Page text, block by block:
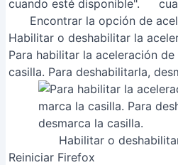
Encontrar la opción de
Habilitar o deshabilitar la
Para habilitar la aceleración
casilla. Para deshabilitarla,
Habilitar o
Reiniciar Firefox